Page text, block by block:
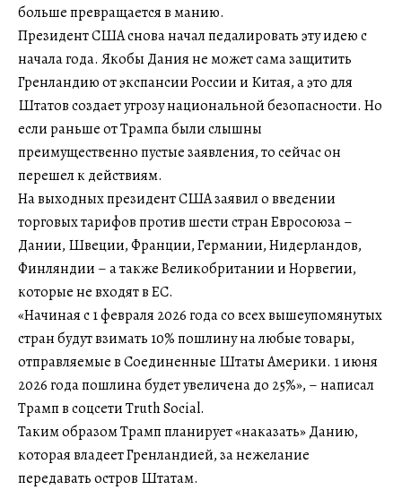
больше превращается в манию.
Президент США снова начал педалировать эту идею с
начала года. Якобы Дания не может сама защитить
Гренландию от экспансии России и Китая, а это для
Штатов создает угрозу национальной безопасности. Но
если раньше от Трампа были слышны
преимущественно пустые заявления, то сейчас он
перешел к действиям.
На выходных президент США заявил о введении
торговых тарифов против шести стран Евросоюза –
Дании, Швеции, Франции, Германии, Нидерландов,
Финляндии – а также Великобритании и Норвегии,
которые не входят в ЕС.
«Начиная с 1 февраля 2026 года со всех вышеупомянутых
стран будут взимать 10% пошлину на любые товары,
отправляемые в Соединенные Штаты Америки. 1 июня
2026 года пошлина будет увеличена до 25%», – написал
Трамп в соцсети Truth Social.
Таким образом Трамп планирует «наказать» Данию,
которая владеет Гренландией, за нежелание
передавать остров Штатам.